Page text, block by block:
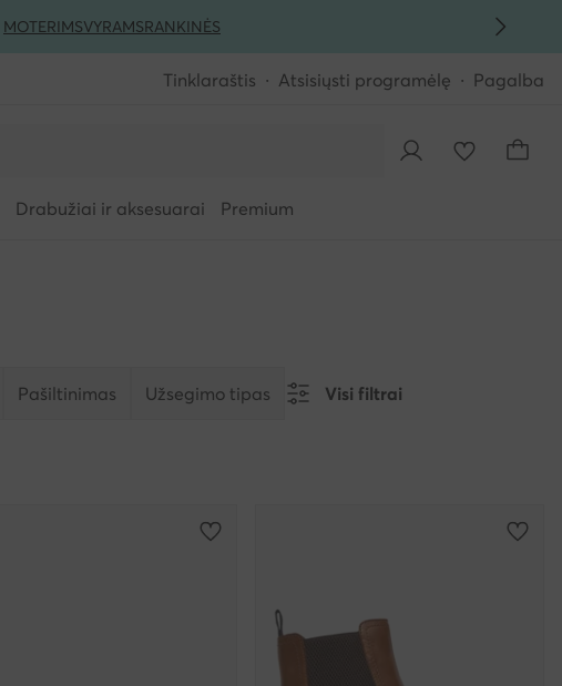
MOTERIMSVYRAMSRANKINĖS
Tinklaraštis Atsisiųsti programėlę Pagalba
Drabužiai ir aksesuarai Premium
Pašiltinimas Užsegimo tipas Visi filtrai